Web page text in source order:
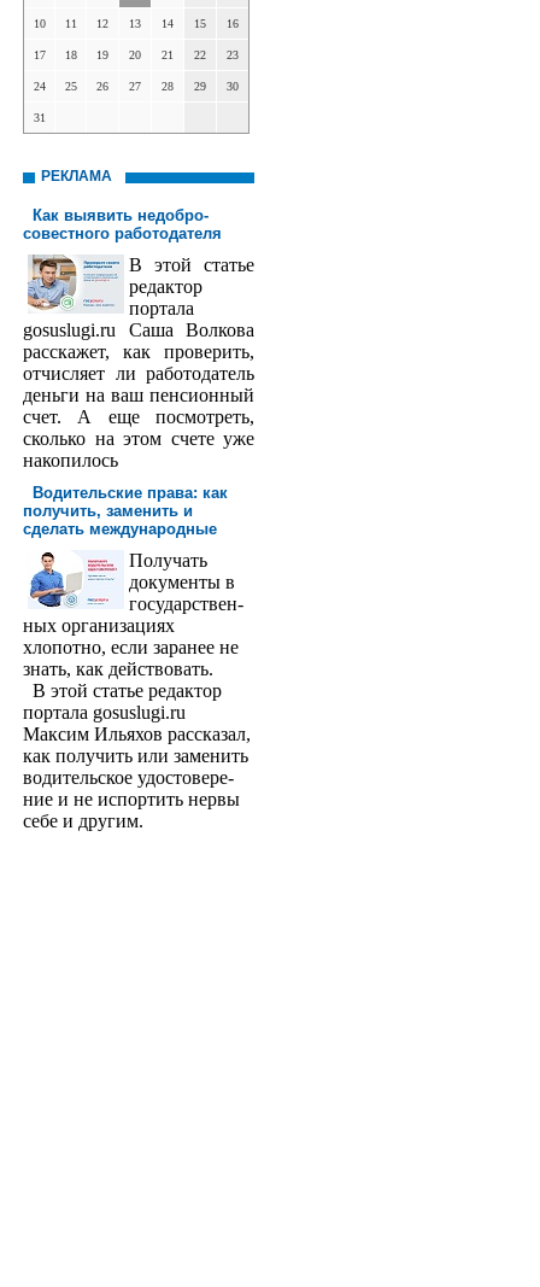
10 11 12 13 14 15 16
17 18 19 20 21 22 23
24 25 26 27 28 29 30
31
РЕКЛАМА
Как выявить недобро­
совестного работодателя
В этой статье
редактор
порта­ла
gosuslugi.ru Саша Волкова
расскажет, как проверить,
отчисляет ли работодатель
деньги на ваш пенсионный
счет. А еще посмотреть,
сколько на этом счете уже
накопилось
Водительские права: как
получить, заменить и
сделать международ­ные
Получать
доку­менты в
государствен­
ных организациях
хлопотно, если заранее не
знать, как действовать.
В этой статье редактор
портала gosuslugi.ru
Максим Ильяхов рассказал,
как получить или заменить
водительское удостовере­
ние и не испортить нервы
себе и другим.